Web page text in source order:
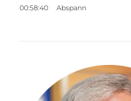
00:58:40 Abspann